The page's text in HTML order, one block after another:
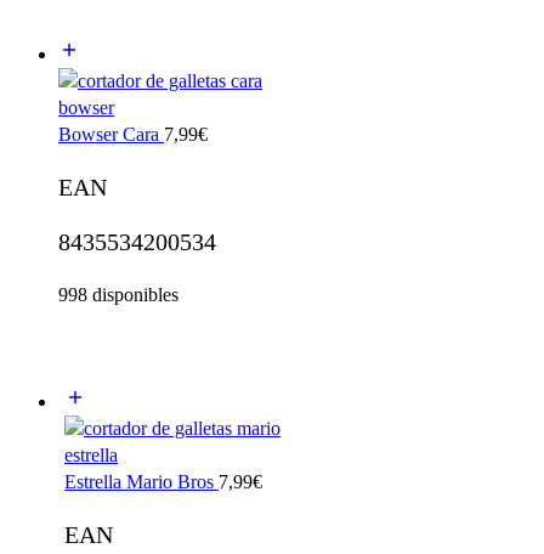
Bowser Cara 7,99€
EAN
8435534200534
998 disponibles
Estrella Mario Bros 7,99€
EAN